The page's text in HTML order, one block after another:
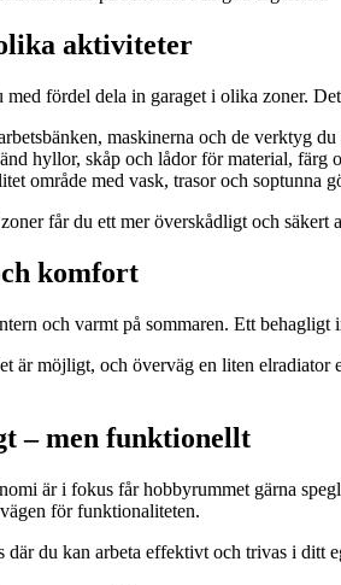
aktiviteter
fördel dela in garaget i olika zoner.
maskinerna och de verktyg
hyllor, skåp och lådor för material, färg
område med vask, trasor och soptunna
får du ett mer överskådligt och
komfort
och varmt på sommaren. Ett
är möjligt, och överväg en liten
– men funktionellt
är i fokus får hobbyrummet gärna
för funktionaliteten.
du kan arbeta effektivt och trivas i ditt